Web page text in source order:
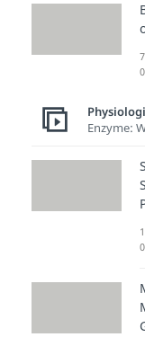
auf.
reifen
Enzyme: